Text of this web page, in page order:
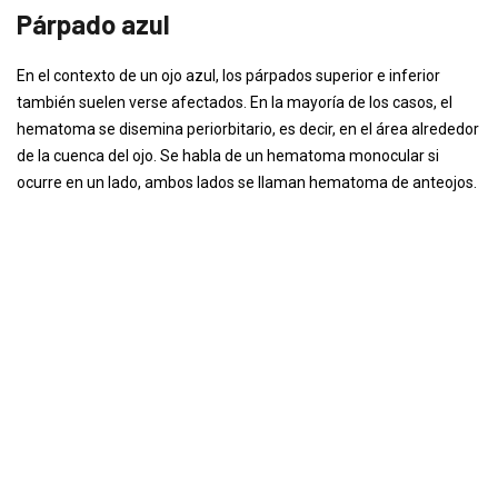
Párpado azul
En el contexto de un ojo azul, los párpados superior e inferior
también suelen verse afectados. En la mayoría de los casos, el
hematoma se disemina periorbitario, es decir, en el área alrededor
de la cuenca del ojo. Se habla de un hematoma monocular si
ocurre en un lado, ambos lados se llaman hematoma de anteojos.